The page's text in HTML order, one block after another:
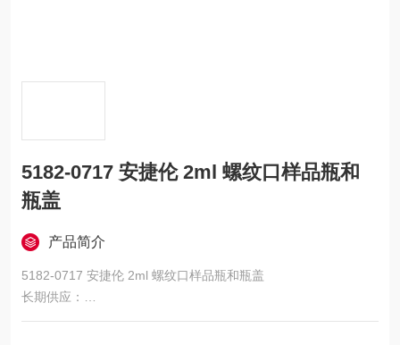
5182-0717 安捷伦 2ml 螺纹口样品瓶和
瓶盖
产品简介
5182-0717 安捷伦 2ml 螺纹口样品瓶和瓶盖
长期供应：
依利特液相色谱柱，兰州兰化所毛细管柱，飞诺美艾杰尔色谱柱